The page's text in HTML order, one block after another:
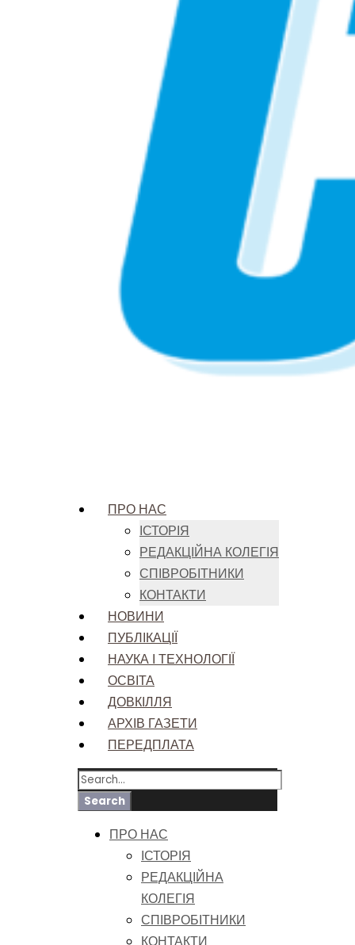
ПРО НАС
ІСТОРІЯ
РЕДАКЦІЙНА КОЛЕГІЯ
СПІВРОБІТНИКИ
КОНТАКТИ
НОВИНИ
ПУБЛІКАЦІЇ
НАУКА І ТЕХНОЛОГІЇ
ОСВІТА
ДОВКІЛЛЯ
АРХІВ ГАЗЕТИ
ПЕРЕДПЛАТА
ПРО НАС
ІСТОРІЯ
РЕДАКЦІЙНА
КОЛЕГІЯ
СПІВРОБІТНИКИ